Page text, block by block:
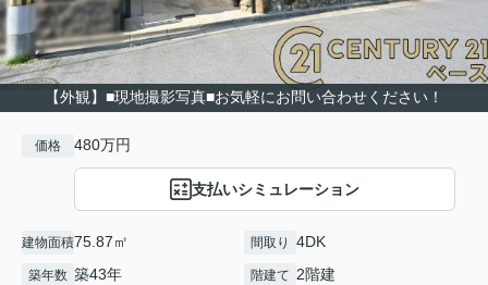
【外観】■現地撮影写真■お気軽にお問い合わせください！
価格 480万円
支払いシミュレーション
建物面積75.87㎡ 間取り 4DK
築年数 築43年 階建て 2階建